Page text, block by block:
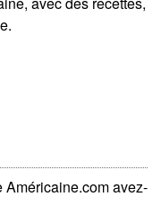
Américaine.com avez-